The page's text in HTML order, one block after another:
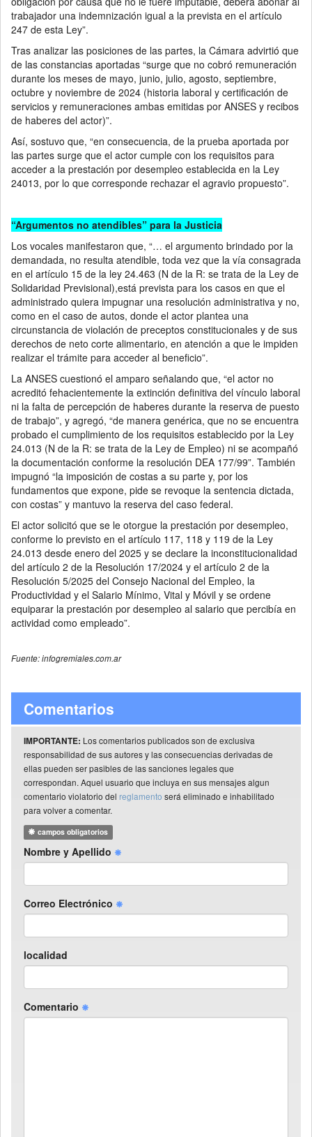
trabajador una indemnización igual a la prevista en el artículo
247 de esta Ley”.
Tras analizar las posiciones de las partes, la Cámara advirtió que
de las constancias aportadas “surge que no cobró remuneración
durante los meses de mayo, junio, julio, agosto, septiembre,
octubre y noviembre de 2024 (historia laboral y certificación de
servicios y remuneraciones ambas emitidas por ANSES y recibos
de haberes del actor)”.
Así, sostuvo que, “en consecuencia, de la prueba aportada por
las partes surge que el actor cumple con los requisitos para
acceder a la prestación por desempleo establecida en la Ley
24013, por lo que corresponde rechazar el agravio propuesto”.
“Argumentos no atendibles” para la Justicia
Los vocales manifestaron que, “… el argumento brindado por la
demandada, no resulta atendible, toda vez que la vía consagrada
en el artículo 15 de la ley 24.463 (N de la R: se trata de la Ley de
Solidaridad Previsional),está prevista para los casos en que el
administrado quiera impugnar una resolución administrativa y no,
como en el caso de autos, donde el actor plantea una
circunstancia de violación de preceptos constitucionales y de sus
derechos de neto corte alimentario, en atención a que le impiden
realizar el trámite para acceder al beneficio”.
La ANSES cuestionó el amparo señalando que, “el actor no
acreditó fehacientemente la extinción definitiva del vínculo laboral
ni la falta de percepción de haberes durante la reserva de puesto
de trabajo”, y agregó, “de manera genérica, que no se encuentra
probado el cumplimiento de los requisitos establecido por la Ley
24.013 (N de la R: se trata de la Ley de Empleo) ni se acompañó
la documentación conforme la resolución DEA 177/99”. También
impugnó “la imposición de costas a su parte y, por los
fundamentos que expone, pide se revoque la sentencia dictada,
con costas” y mantuvo la reserva del caso federal.
El actor solicitó que se le otorgue la prestación por desempleo,
conforme lo previsto en el artículo 117, 118 y 119 de la Ley
24.013 desde enero del 2025 y se declare la inconstitucionalidad
del artículo 2 de la Resolución 17/2024 y el artículo 2 de la
Resolución 5/2025 del Consejo Nacional del Empleo, la
Productividad y el Salario Mínimo, Vital y Móvil y se ordene
equiparar la prestación por desempleo al salario que percibía en
actividad como empleado”.
Fuente: infogremiales.com.ar
Comentarios
IMPORTANTE: Los comentarios publicados son de exclusiva
responsabilidad de sus autores y las consecuencias derivadas de
ellas pueden ser pasibles de las sanciones legales que
correspondan. Aquel usuario que incluya en sus mensajes algun
comentario violatorio del reglamento será eliminado e inhabilitado
para volver a comentar.
campos obligatorios
Nombre y Apellido
Correo Electrónico
localidad
Comentario